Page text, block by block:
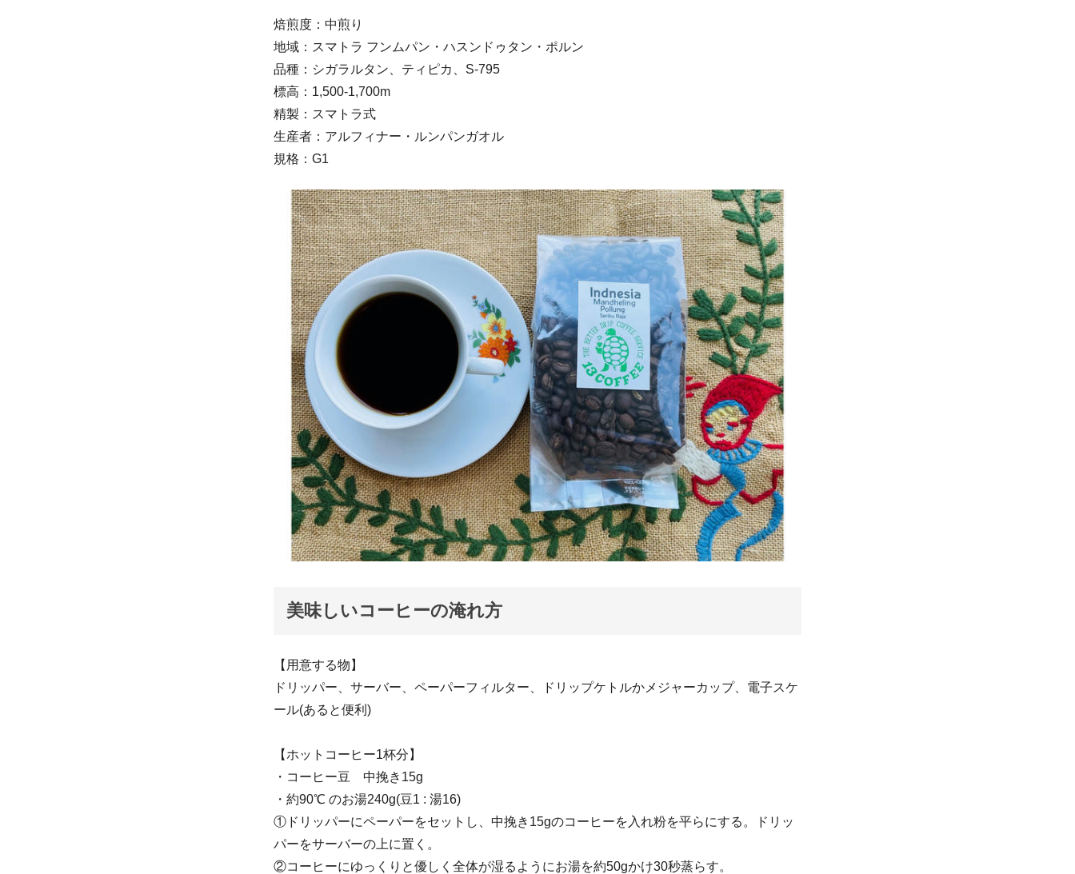
焙煎度：中煎り
地域：スマトラ フンムパン・ハスンドゥタン・ポルン
品種：シガラルタン、ティピカ、S-795
標高：1,500-1,700m
精製：スマトラ式
生産者：アルフィナー・ルンパンガオル
規格：G1
美味しいコーヒーの淹れ方
【用意する物】
ドリッパー、サーバー、ペーパーフィルター、ドリップケトルかメジャーカップ、電子スケ
ール(あると便利)
【ホットコーヒー1杯分】
・コーヒー豆 中挽き15g
・約90℃ のお湯240g(豆1 : 湯16)
①ドリッパーにペーパーをセットし、中挽き15gのコーヒーを入れ粉を平らにする。ドリッ
パーをサーバーの上に置く。
②コーヒーにゆっくりと優しく全体が湿るようにお湯を約50gかけ30秒蒸らす。